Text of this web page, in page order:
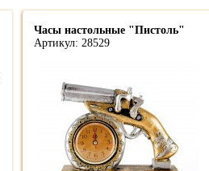
Часы настольные "Пистоль"
Артикул: 28529